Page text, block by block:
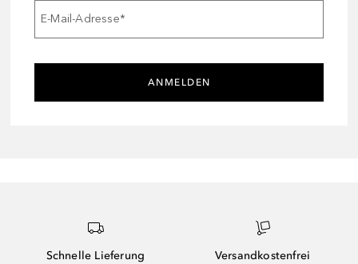
E-Mail-Adresse*
ANMELDEN
Schnelle Lieferung
Versandkostenfrei